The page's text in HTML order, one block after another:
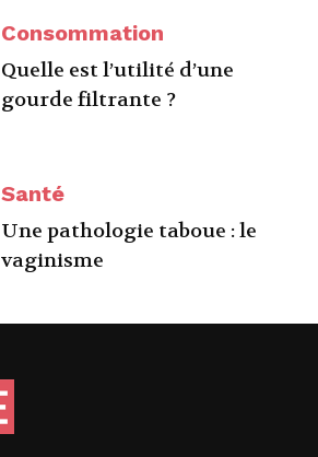
Consommation
Quelle est l’utilité d’une
gourde filtrante ?
Santé
Une pathologie taboue : le
vaginisme